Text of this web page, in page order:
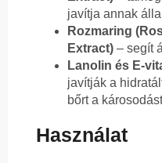
javítja annak
Rozmaring
Extract) – segít
Lanolin és E-
javítják a
bőrt a
Használat